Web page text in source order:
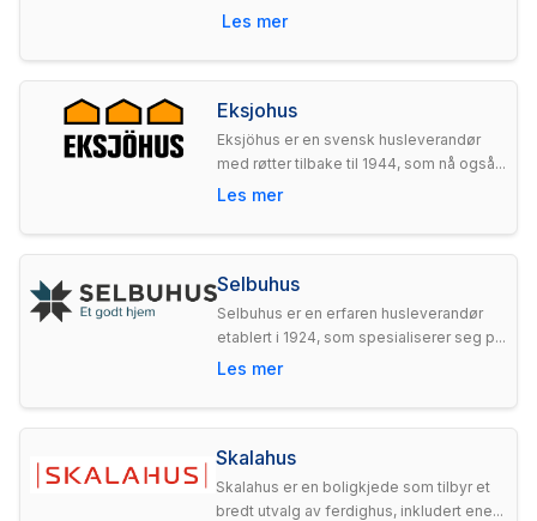
Les mer
Eksjohus
Eksjöhus er en svensk husleverandør
med røtter tilbake til 1944, som nå også...
Les mer
Selbuhus
Selbuhus er en erfaren husleverandør
etablert i 1924, som spesialiserer seg p...
Les mer
Skalahus
Skalahus er en boligkjede som tilbyr et
bredt utvalg av ferdighus, inkludert ene...